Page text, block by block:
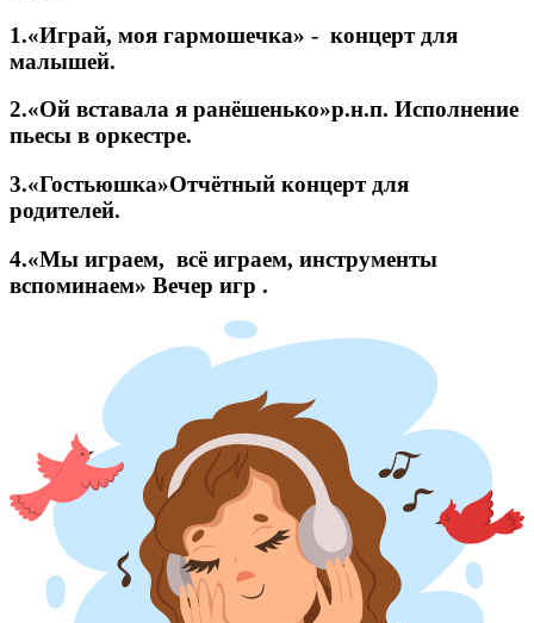
1.«Играй, моя гармошечка» - концерт для
малышей.
2.«Ой вставала я ранёшенько»р.н.п. Исполнение
пьесы в оркестре.
3.«Гостьюшка»Отчётный концерт для
родителей.
4.«Мы играем, всё играем, инструменты
вспоминаем» Вечер игр .